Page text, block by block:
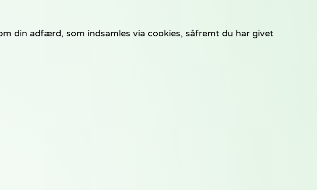
din adfærd, som indsamles via cookies, såfremt du har givet